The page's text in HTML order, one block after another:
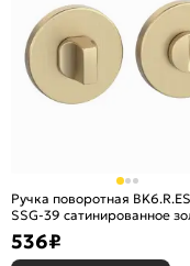
Ручка поворотная
SSG-39 сатинированное
536₽